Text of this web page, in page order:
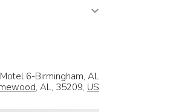
Motel 6-Birmingham, AL
, AL, 35209, US